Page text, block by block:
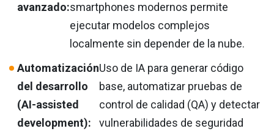
avanzado:smartphones modernos permite
ejecutar modelos complejos
localmente sin depender de la nube.
Automatización
del desarrollo
(AI-assisted
development):
Uso de IA para generar código
base, automatizar pruebas de
control de calidad (QA) y detectar
vulnerabilidades de seguridad